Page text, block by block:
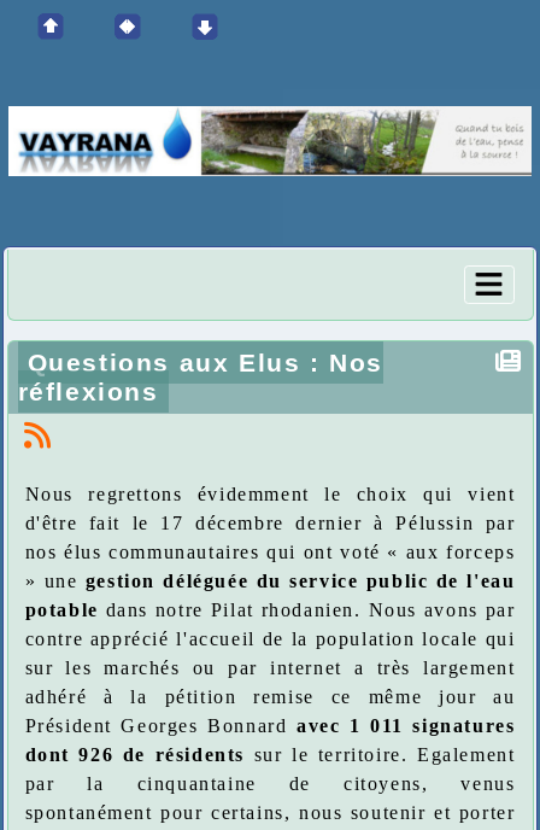
Questions aux Elus : Nos
réflexions
Nous regrettons évidemment le choix qui vient
d'être fait le 17 décembre dernier à Pélussin par
nos élus communautaires qui ont voté « aux forceps
» une gestion déléguée du service public de l'eau
potable dans notre Pilat rhodanien. Nous avons par
contre apprécié l'accueil de la population locale qui
sur les marchés ou par internet a très largement
adhéré à la pétition remise ce même jour au
Président Georges Bonnard avec 1 011 signatures
dont 926 de résidents sur le territoire. Egalement
par la cinquantaine de citoyens, venus
spontanément pour certains, nous soutenir et porter